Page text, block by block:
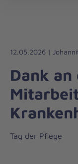
12.05.2026 |
Dank an
Tag der Pflege